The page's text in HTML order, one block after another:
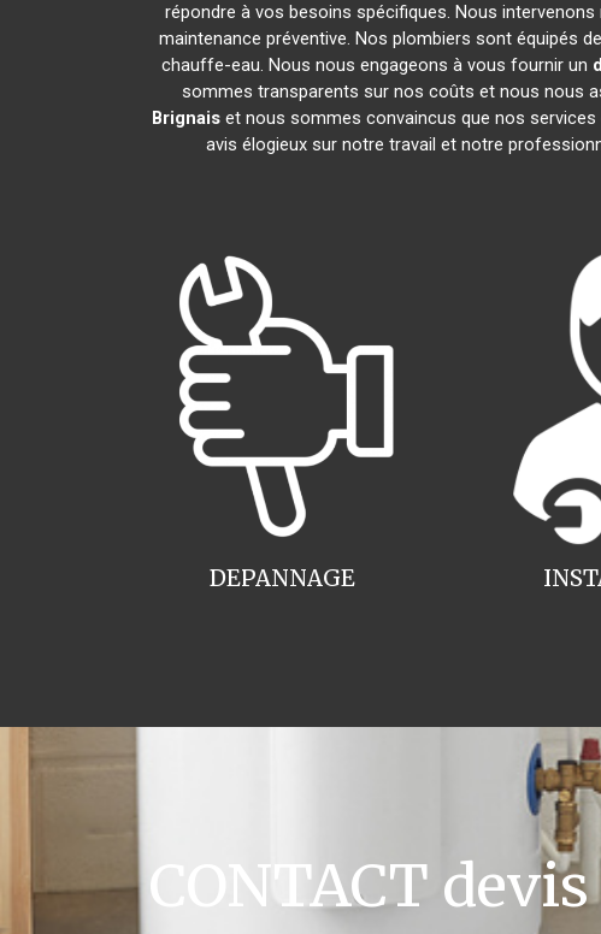
répondre à vos besoins spécifiques. Nous
maintenance préventive. Nos plombiers sont équipés
chauffe-eau. Nous nous engageons à vous fournir un
sommes transparents sur nos coûts et nous nous
Brignaiset nous sommes convaincus que nos
avis élogieux sur notre travail et notre
DEPANNAGE
CONTACT